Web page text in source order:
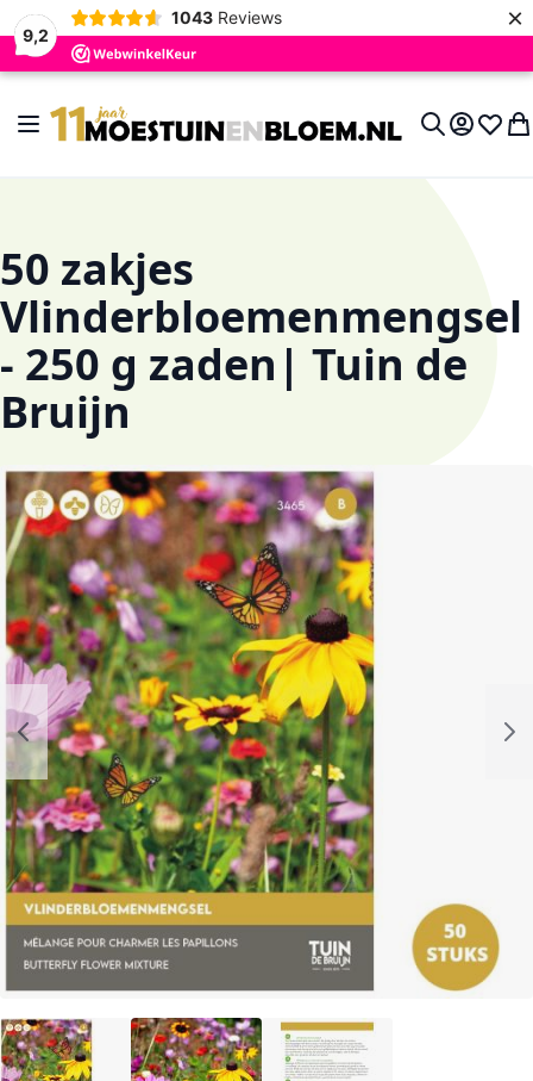
9,2
1043 Reviews ×
Toggle Nav
Account
50 zakjes
Vlinderbloemenmengsel
- 250 g zaden| Tuin de
Bruijn